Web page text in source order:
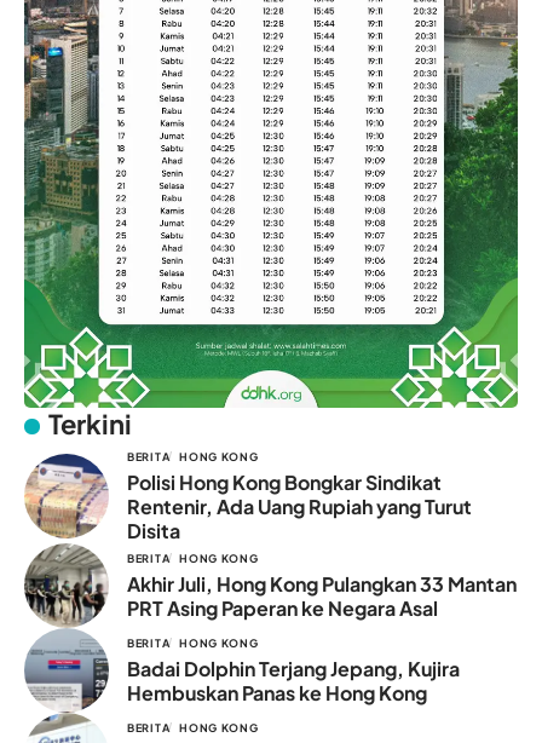
Terkini
BERITA HONG KONG
Polisi Hong Kong Bongkar Sindikat
Rentenir, Ada Uang Rupiah yang Turut
Disita
BERITA HONG KONG
Akhir Juli, Hong Kong Pulangkan 33 Mantan
PRT Asing Paperan ke Negara Asal
BERITA HONG KONG
Badai Dolphin Terjang Jepang, Kujira
Hembuskan Panas ke Hong Kong
BERITA HONG KONG